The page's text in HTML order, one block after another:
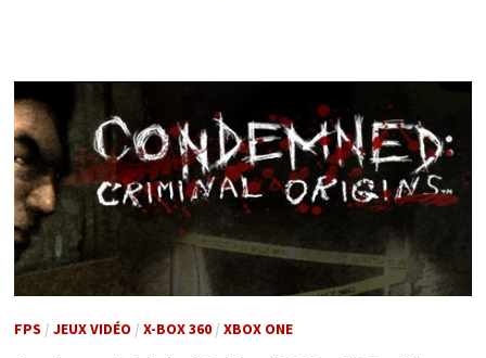
FPS / JEUX VIDÉO / X-BOX 360/ XBOX ONE